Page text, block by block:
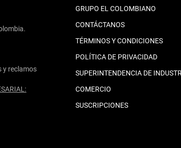
y reclamos
GRUPO EL COLOMBIANO
CONTÁCTANOS
TÉRMINOS Y CONDICIONES
POLÍTICA DE PRIVACIDAD
SUPERINTENDENCIA DE
COMERCIO
SUSCRIPCIONES